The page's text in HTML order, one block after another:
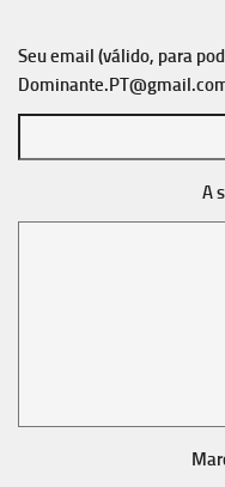
Seu email (válido, para
A